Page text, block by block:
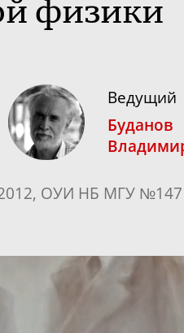
физики
Ведущий
Буданов
2012, ОУИ НБ МГУ